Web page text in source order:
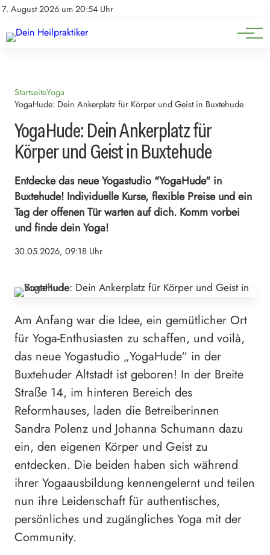
7. August 2026 um 20:54 Uhr
Impressum
Natürliche Medizin
Heilpflanzen & Kräuterkunde
StartseiteYoga
YogaHude: Dein Ankerplatz für Körper und Geist in Buxtehude
YogaHude: Dein Ankerplatz für
Körper und Geist in Buxtehude
Entdecke das neue Yogastudio "YogaHude" in
Buxtehude! Individuelle Kurse, flexible Preise und ein
Tag der offenen Tür warten auf dich. Komm vorbei
und finde dein Yoga!
30.05.2026, 09:18 Uhr
Am Anfang war die Idee, ein gemütlicher Ort
für Yoga-Enthusiasten zu schaffen, und voilà,
das neue Yogastudio „YogaHude“ in der
Buxtehuder Altstadt ist geboren! In der Breite
Straße 14, im hinteren Bereich des
Reformhauses, laden die Betreiberinnen
Sandra Polenz und Johanna Schumann dazu
ein, den eigenen Körper und Geist zu
entdecken. Die beiden haben sich während
ihrer Yogaausbildung kennengelernt und teilen
nun ihre Leidenschaft für authentisches,
persönliches und zugängliches Yoga mit der
Community.